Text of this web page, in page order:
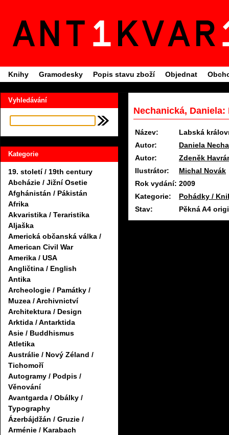
Knihy Gramodesky Popis stavu zboží Objednat
Vyhledávání
Kategorie
19. století / 19th century
Abcházie / Jižní Osetie
Afghánistán / Pákistán
Afrika
Akvaristika / Teraristika
Aljaška
Americká občanská válka /
American Civil War
Amerika / USA
Angličtina / English
Antika
Archeologie / Památky /
Muzea / Archivnictví
Architektura / Design
Arktida / Antarktida
Asie / Buddhismus
Atletika
Austrálie / Nový Zéland /
Tichomoří
Autogramy / Podpis /
Věnování
Avantgarda / Obálky /
Typography
Ázerbájdžán / Gruzie /
Arménie / Karabach
Nechanická,
Název:
Labská
Autor:
Daniela
Autor:
Zdeněk
Ilustrátor:
Michal Novák
Rok vydání: 2009
Kategorie:
Pohádky /
Stav:
Pěkná A4